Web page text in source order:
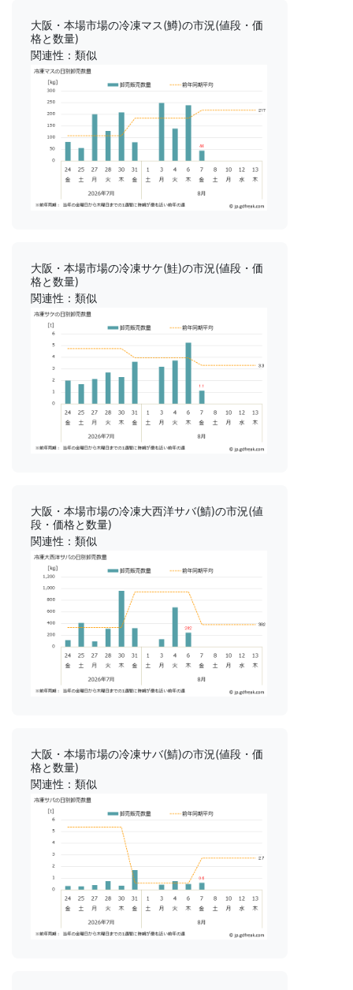
大阪・本場市場の冷凍マス(鱒)の市況(値段・価
格と数量)
関連性：類似
大阪・本場市場の冷凍サケ(鮭)の市況(値段・価
格と数量)
関連性：類似
大阪・本場市場の冷凍大西洋サバ(鯖)の市況(値
段・価格と数量)
関連性：類似
大阪・本場市場の冷凍サバ(鯖)の市況(値段・価
格と数量)
関連性：類似